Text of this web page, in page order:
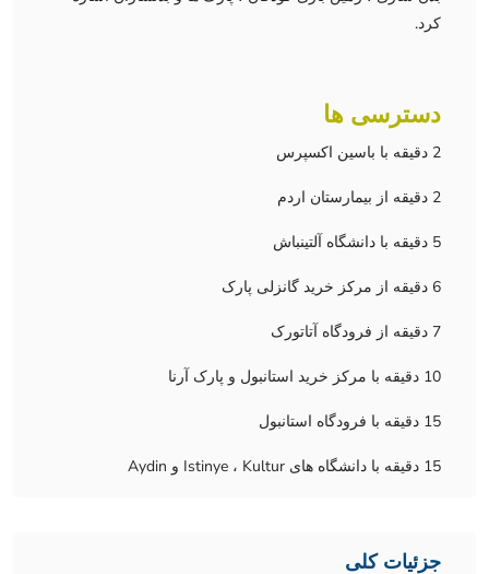
کرد.
دسترسی ها
2 دقیقه با باسین اکسپرس
2 دقیقه از بیمارستان اردم
5 دقیقه با دانشگاه آلتینباش
6 دقیقه از مرکز خرید گانزلی پارک
7 دقیقه از فرودگاه آتاتورک
10 دقیقه با مرکز خرید استانبول و پارک آرنا
15 دقیقه با فرودگاه استانبول
15 دقیقه با دانشگاه های Istinye ، Kultur و Aydin
جزئیات کلی